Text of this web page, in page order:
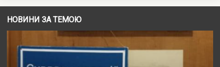
НОВИНИ ЗА ТЕМОЮ